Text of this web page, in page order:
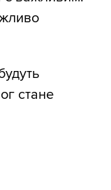
стане